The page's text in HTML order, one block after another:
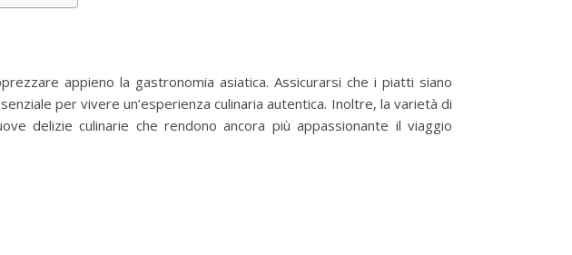
appieno la gastronomia asiatica. Assicurarsi che i piatti siano
per vivere un’esperienza culinaria autentica. Inoltre, la varietà di
delizie culinarie che rendono ancora più appassionante il viaggio